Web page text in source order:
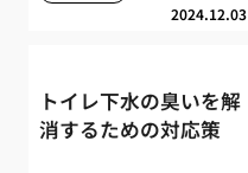
2024.12.03
トイレ下水の臭いを解
消するための対応策